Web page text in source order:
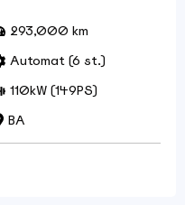
293,000 km
Automat (6 st.)
110kW (149PS)
BA